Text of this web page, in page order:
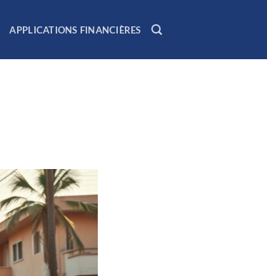
APPLICATIONS FINANCIÈRES